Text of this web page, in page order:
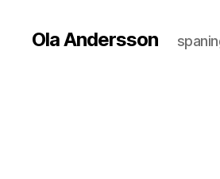
Ola Andersson